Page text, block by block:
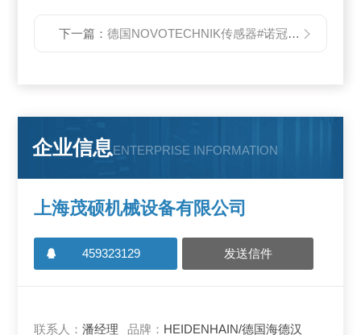
下一篇：德国NOVOTECHNIK传感器#诺冠传感器一级代理
企业信息ENTERPRISE INFORMATION
上海茂硕机械设备有限公司
459323129 发送信件
联系人：潘经理 品牌： HEIDENHAIN/德国海德汉